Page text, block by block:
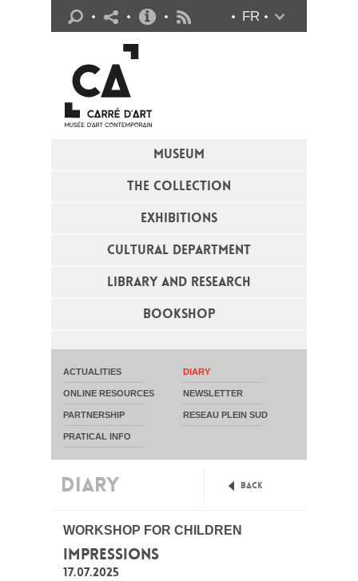
MUSEUM
THE COLLECTION
EXHIBITIONS
CULTURAL DEPARTMENT
LIBRARY AND RESEARCH
BOOKSHOP
FR
ACTUALITIES DIARY
ONLINE RESOURCES NEWSLETTER
PARTNERSHIP RESEAU PLEIN SUD
PRATICAL INFO
Practical info
DIARY Back
WORKSHOP FOR CHILDREN
IMPRESSIONS
17.07.2025